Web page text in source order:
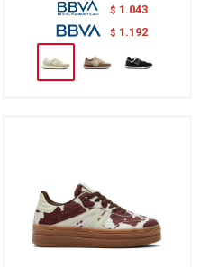
$ 1.043
$ 1.192